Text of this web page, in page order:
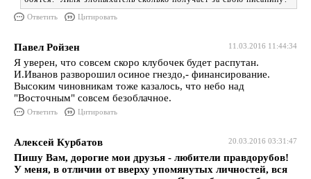
Ответить Цитировать
11.03.2016 11:44:34
Павел Ройзен
Я уверен, что совсем скоро клубочек будет распутан.
И.Иванов разворошил осиное гнездо,- финансирование.
Высоким чиновникам тоже казалось, что небо над
"Восточным" совсем безоблачное.
Ответить Цитировать
20.03.2016 03:31:47
Алексей Курбатов
Пишу Вам, дорогие мои друзья - любители правдорубов!
У меня, в отличии от вверху упомянутых личностей, вся